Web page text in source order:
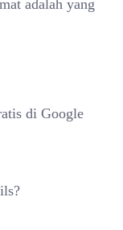
adalah yang
di Google